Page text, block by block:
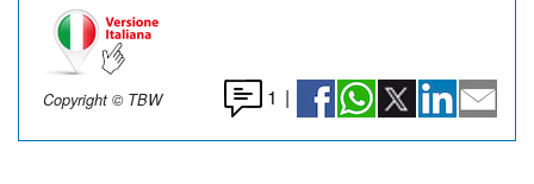
Copyright © TBW 1 |